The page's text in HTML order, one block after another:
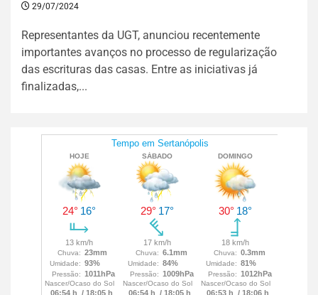
29/07/2024
Representantes da UGT, anunciou recentemente
importantes avanços no processo de regularização
das escrituras das casas. Entre as iniciativas já
finalizadas,...